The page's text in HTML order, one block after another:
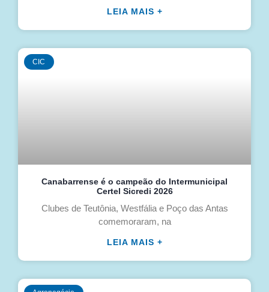
LEIA MAIS +
CIC
Canabarrense é o campeão do Intermunicipal
Certel Sicredi 2026
Clubes de Teutônia, Westfália e Poço das Antas
comemoraram, na
LEIA MAIS +